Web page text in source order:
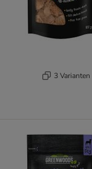
3 Varianten